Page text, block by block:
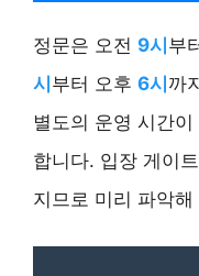
정문은 오전 9시부
시부터 오후 6시까
별도의 운영 시간
합니다. 입장 게이
지므로 미리 파악